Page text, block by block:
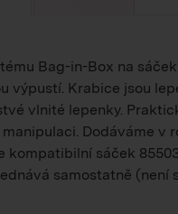
Bag-in-Box na
výpustí. Krabice jsou
vlnité lepenky.
Dodáváme v
kompatibilní sáček
samostatně (není